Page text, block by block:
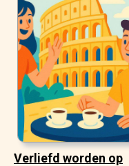
Verliefd worden op